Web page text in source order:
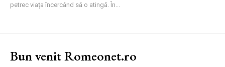
petrec viața încercând să o atingă. În...
Bun venit Romeonet.ro